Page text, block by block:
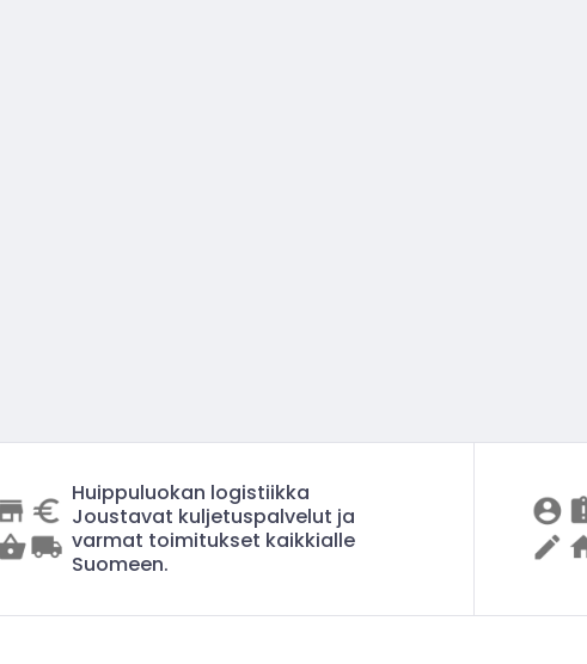
Huippuluokan logistiikka
Joustavat kuljetuspalvelut ja
varmat toimitukset kaikkialle
Suomeen.